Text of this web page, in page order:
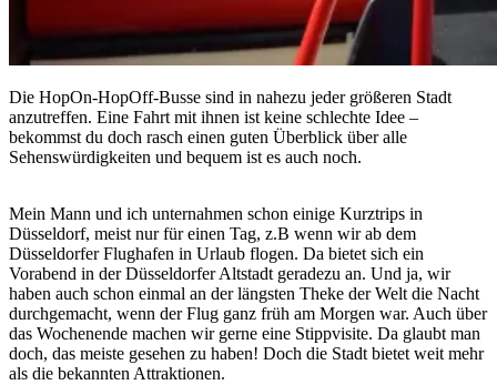
Die HopOn-HopOff-Busse sind in nahezu jeder größeren Stadt
anzutreffen. Eine Fahrt mit ihnen ist keine schlechte Idee –
bekommst du doch rasch einen guten Überblick über alle
Sehenswürdigkeiten und bequem ist es auch noch.
Mein Mann und ich unternahmen schon einige Kurztrips in
Düsseldorf, meist nur für einen Tag, z.B wenn wir ab dem
Düsseldorfer Flughafen in Urlaub flogen. Da bietet sich ein
Vorabend in der Düsseldorfer Altstadt geradezu an. Und ja, wir
haben auch schon einmal an der längsten Theke der Welt die Nacht
durchgemacht, wenn der Flug ganz früh am Morgen war. Auch über
das Wochenende machen wir gerne eine Stippvisite. Da glaubt man
doch, das meiste gesehen zu haben! Doch die Stadt bietet weit mehr
als die bekannten Attraktionen.